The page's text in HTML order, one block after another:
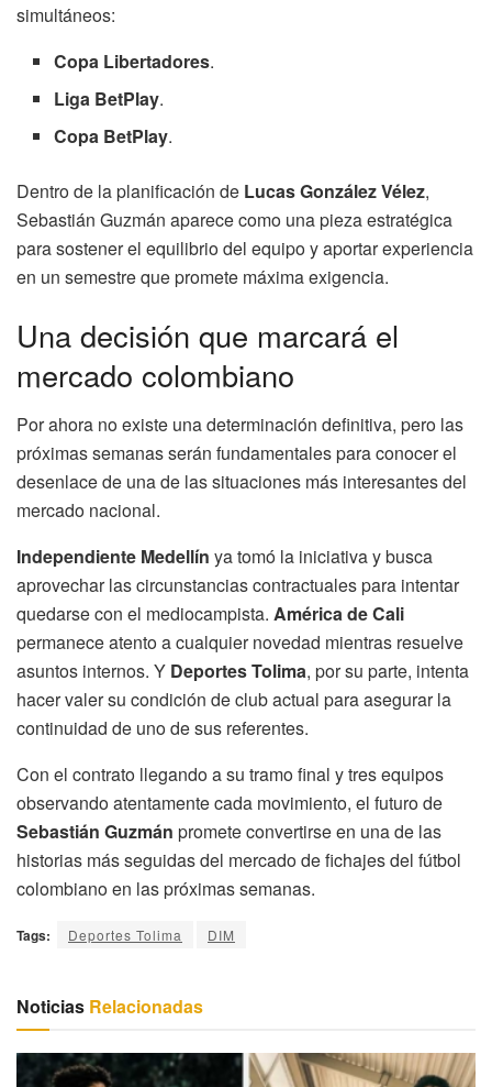
simultáneos:
Copa Libertadores.
Liga BetPlay.
Copa BetPlay.
Dentro de la planificación de Lucas González Vélez,
Sebastián Guzmán aparece como una pieza estratégica
para sostener el equilibrio del equipo y aportar experiencia
en un semestre que promete máxima exigencia.
Una decisión que marcará el
mercado colombiano
Por ahora no existe una determinación definitiva, pero las
próximas semanas serán fundamentales para conocer el
desenlace de una de las situaciones más interesantes del
mercado nacional.
Independiente Medellín ya tomó la iniciativa y busca
aprovechar las circunstancias contractuales para intentar
quedarse con el mediocampista. América de Cali
permanece atento a cualquier novedad mientras resuelve
asuntos internos. Y Deportes Tolima, por su parte, intenta
hacer valer su condición de club actual para asegurar la
continuidad de uno de sus referentes.
Con el contrato llegando a su tramo final y tres equipos
observando atentamente cada movimiento, el futuro de
Sebastián Guzmán promete convertirse en una de las
historias más seguidas del mercado de fichajes del fútbol
colombiano en las próximas semanas.
Tags: Deportes Tolima DIM
Noticias Relacionadas